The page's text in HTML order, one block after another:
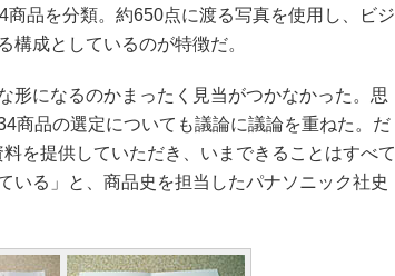
品を分類。約650点に渡る写真を使用し、ビジ
構成としているのが特徴だ。
になるのかまったく見当がつかなかった。思
商品の選定についても議論に議論を重ねた。だ
を提供していただき、いまできることはすべて
いる」と、商品史を担当したパナソニック社史